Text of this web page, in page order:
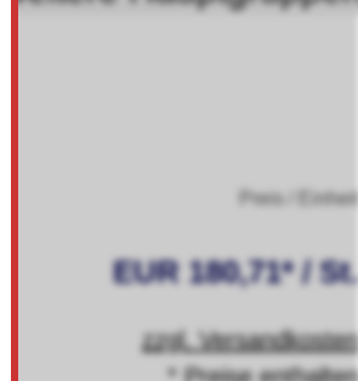
Preis / Einheit
EUR 180,71* / St.
zzgl. Versandkosten